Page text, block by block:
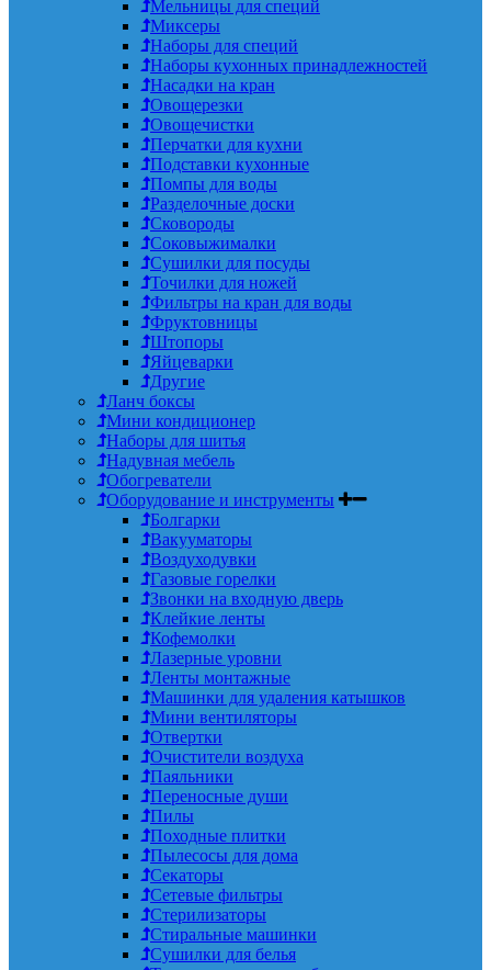
Мельницы для специй
Миксеры
Наборы для специй
Наборы кухонных принадлежностей
Насадки на кран
Овощерезки
Овощечистки
Перчатки для кухни
Подставки кухонные
Помпы для воды
Разделочные доски
Сковороды
Соковыжималки
Сушилки для посуды
Точилки для ножей
Фильтры на кран для воды
Фруктовницы
Штопоры
Яйцеварки
Другие
Ланч боксы
Мини кондиционер
Наборы для шитья
Надувная мебель
Обогреватели
Оборудование и инструменты
Болгарки
Вакууматоры
Воздуходувки
Газовые горелки
Звонки на входную дверь
Клейкие ленты
Кофемолки
Лазерные уровни
Ленты монтажные
Машинки для удаления катышков
Мини вентиляторы
Отвертки
Очистители воздуха
Паяльники
Переносные души
Пилы
Походные плитки
Пылесосы для дома
Секаторы
Сетевые фильтры
Стерилизаторы
Стиральные машинки
Сушилки для белья